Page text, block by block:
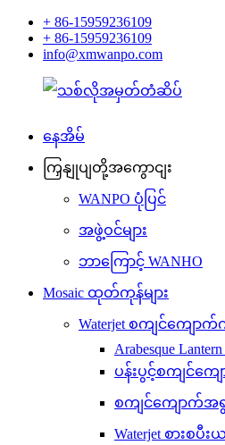
+ 86-15959236109
+ 86-15959236109
info@xmwanpo.com
နေအိမ်
ကြှနျုပျတို့အကွောငျး
WANPO ပုံပြင်
အဖွဲ့ဝင်များ
ဘာကြောင့် WANHO
Mosaic ထုတ်ကုန်များ
Waterjet စကျင်ကျောက်
Arabesque
ပန်းပွင့်စကျင်ကျ
စကျင်ကျောက်အရွ
Waterjet စားစပီး